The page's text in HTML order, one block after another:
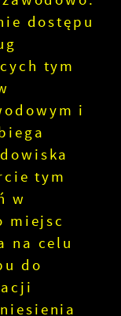
dostępu
tym
i
tym
w
miejsc
na celu
do